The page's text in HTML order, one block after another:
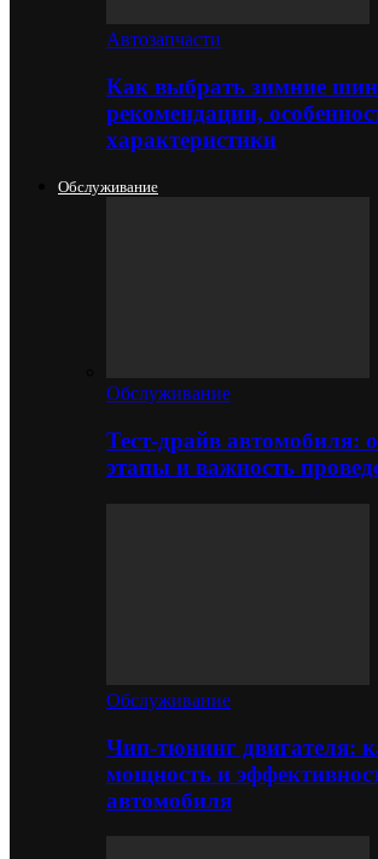
Автозапчасти
Как выбрать зимние
рекомендации,
характеристики
Обслуживание
Обслуживание
Тест-драйв автомобиля:
этапы и важность
Обслуживание
Чип-тюнинг двигателя:
мощность и
автомобиля